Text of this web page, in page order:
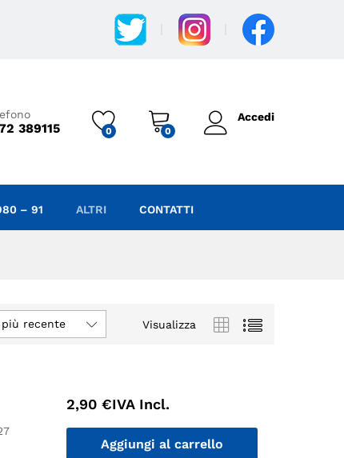
389115 0 0
Accedi
– 91 ALTRI CONTATTI
Visualizza
recente
2,90 €IVA Incl.
Aggiungi al carrello